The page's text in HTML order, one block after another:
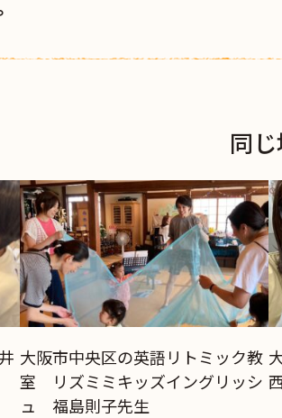
同
大阪市中央区の英語リトミック教
室 リズミミキッズイングリッシ
ュ 福島則子先生